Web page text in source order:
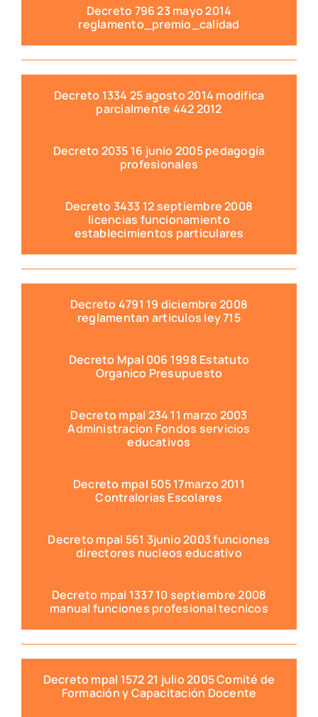
Decreto 796 23 mayo 2014
reglamento_premio_calidad
Decreto 1334 25 agosto 2014 modifica
parcialmente 442 2012
Decreto 2035 16 junio 2005 pedagogía
profesionales
Decreto 3433 12 septiembre 2008
licencias funcionamiento
establecimientos particulares
Decreto 4791 19 diciembre 2008
reglamentan articulos ley 715
Decreto Mpal 006 1998 Estatuto
Organico Presupuesto
Decreto mpal 234 11 marzo 2003
Administracion Fondos servicios
educativos
Decreto mpal 505 17marzo 2011
Contralorias Escolares
Decreto mpal 561 3junio 2003 funciones
directores nucleos educativo
Decreto mpal 1337 10 septiembre 2008
manual funciones profesional tecnicos
Decreto mpal 1572 21 julio 2005 Comité de
Formación y Capacitación Docente